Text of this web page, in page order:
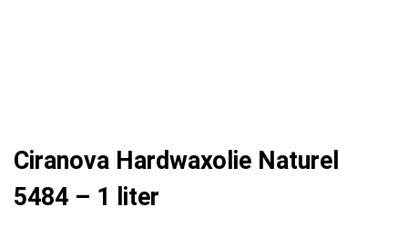
Ciranova Hardwaxolie Naturel
5484 – 1 liter